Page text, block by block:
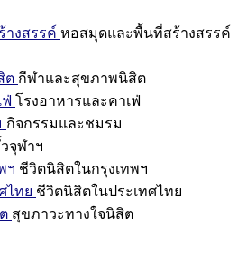
งสรรค์ หอสมุดและพื้นที่สร้างสรรค์
ต กีฬาและสุขภาพนิสิต
โรงอาหารและคาเฟ่
กิจกรรมและชมรม
จุฬาฯ
ฯ ชีวิตนิสิตในกรุงเทพฯ
ไทย ชีวิตนิสิตในประเทศไทย
สุขภาวะทางใจนิสิต